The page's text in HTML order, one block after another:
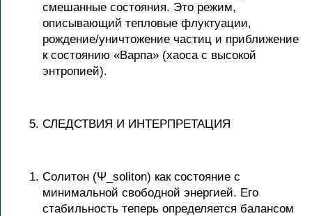
смешанные состояния. Это режим,
описывающий тепловые флуктуации,
рождение/уничтожение частиц и приближение
к состоянию «Варпа» (хаоса с высокой
энтропией).
СЛЕДСТВИЯ И ИНТЕРПРЕТАЦИЯ
Солитон (Ψ_soliton) как состояние с
минимальной свободной энергией. Его
стабильность теперь определяется балансом